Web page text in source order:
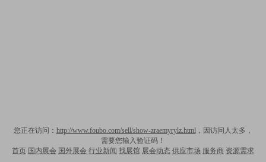
您正在访问： http://www.foubo.com/sell/show-zraemyrylz.html，因访问人太多，
需要您输入验证码！
首页 国内展会 国外展会 行业新闻 找展馆 展会动态 供应市场 服务商 资源需求